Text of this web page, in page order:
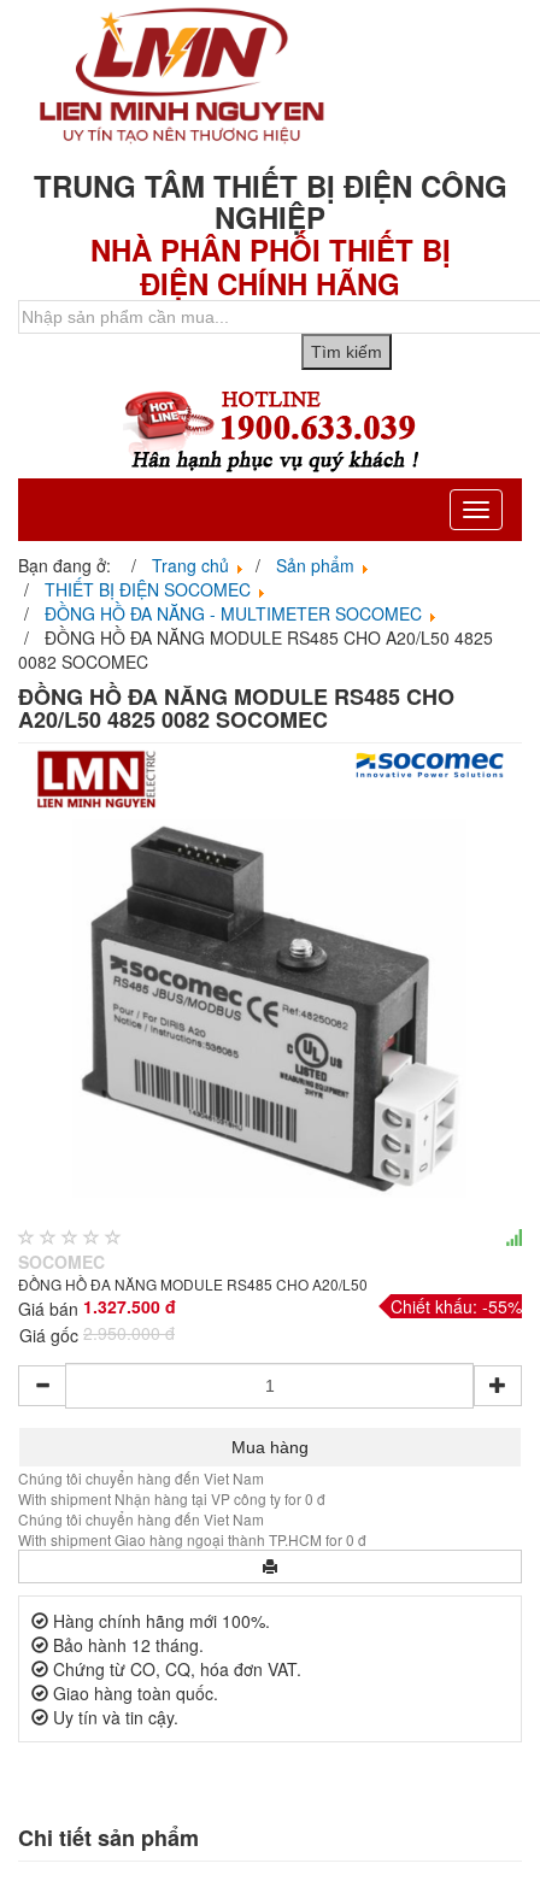
TRUNG TÂM THIẾT BỊ ĐIỆN CÔNG
NGHIỆP
NHÀ PHÂN PHỐI THIẾT BỊ
ĐIỆN CHÍNH HÃNG
Toggle
Bạn đang ở: Trang chủ
Sản phẩm
THIẾT BỊ ĐIỆN SOCOMEC
ĐỒNG HỒ ĐA NĂNG - MULTIMETER SOCOMEC
ĐỒNG HỒ ĐA NĂNG MODULE RS485 CHO A20/L50 4825
0082 SOCOMEC
ĐỒNG HỒ ĐA NĂNG MODULE RS485 CHO
A20/L50 4825 0082 SOCOMEC
SOCOMEC
ĐỒNG HỒ ĐA NĂNG MODULE RS485 CHO A20/L50
Giá bán 1.327.500 đ
Giá gốc 2.950.000 đ
Chiết khấu: -55%
Chúng tôi chuyển hàng đến Viet Nam
With shipment Nhận hàng tại VP công ty for 0 đ
Chúng tôi chuyển hàng đến Viet Nam
With shipment Giao hàng ngoại thành TP.HCM for 0 đ
Hàng chính hãng mới 100%.
Bảo hành 12 tháng.
Chứng từ CO, CQ, hóa đơn VAT.
Giao hàng toàn quốc.
Uy tín và tin cậy.
Chi tiết sản phẩm